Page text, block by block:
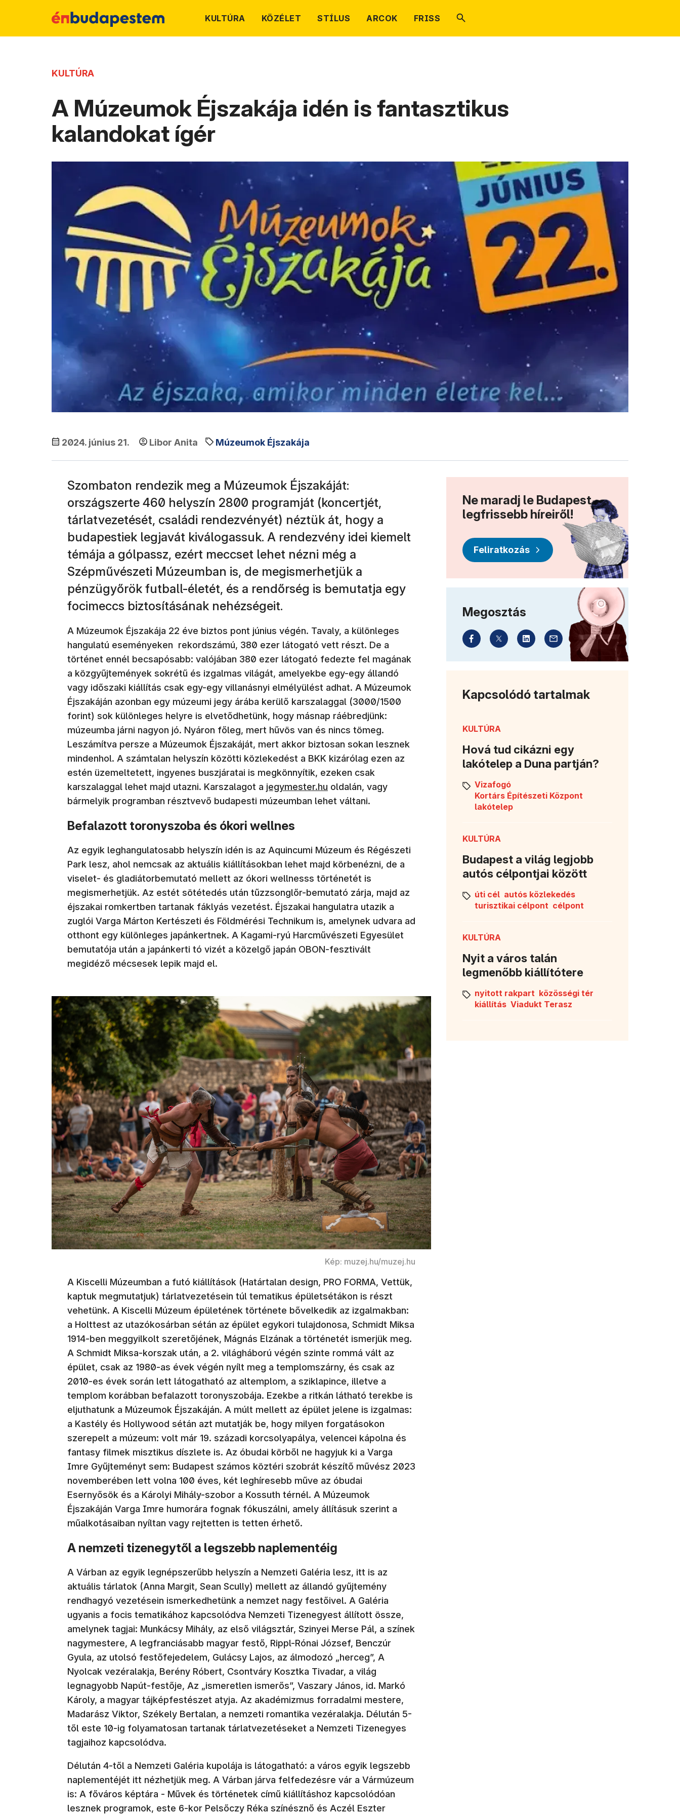
KULTÚRA KÖZÉLET STÍLUS ARCOK FRISS
KULTÚRA
A Múzeumok Éjszakája idén is fantasztikus
kalandokat ígér
2024. június 21. Libor Anita Múzeumok Éjszakája
Szombaton rendezik meg a Múzeumok Éjszakáját:
országszerte 460 helyszín 2800 programját (koncertjét,
tárlatvezetését, családi rendezvényét) néztük át, hogy a
budapestiek legjavát kiválogassuk. A rendezvény idei kiemelt
témája a gólpassz, ezért meccset lehet nézni még a
Szépművészeti Múzeumban is, de megismerhetjük a
pénzügyőrök futball-életét, és a rendőrség is bemutatja egy
focimeccs biztosításának nehézségeit.
A Múzeumok Éjszakája 22 éve biztos pont június végén. Tavaly, a különleges
hangulatú eseményeken rekordszámú, 380 ezer látogató vett részt. De a
történet ennél becsapósabb: valójában 380 ezer látogató fedezte fel magának
a közgyűjtemények sokrétű és izgalmas világát, amelyekbe egy-egy állandó
vagy időszaki kiállítás csak egy-egy villanásnyi elmélyülést adhat. A Múzeumok
Éjszakáján azonban egy múzeumi jegy árába kerülő karszalaggal (3000/1500
forint) sok különleges helyre is elvetődhetünk, hogy másnap ráébredjünk:
múzeumba járni nagyon jó. Nyáron főleg, mert hűvös van és nincs tömeg.
Leszámítva persze a Múzeumok Éjszakáját, mert akkor biztosan sokan lesznek
mindenhol. A számtalan helyszín közötti közlekedést a BKK kizárólag ezen az
estén üzemeltetett, ingyenes buszjáratai is megkönnyítik, ezeken csak
karszalaggal lehet majd utazni. Karszalagot a jegymester.hu oldalán, vagy
bármelyik programban résztvevő budapesti múzeumban lehet váltani.
Befalazott toronyszoba és ókori wellnes
Az egyik leghangulatosabb helyszín idén is az Aquincumi Múzeum és Régészeti
Park lesz, ahol nemcsak az aktuális kiállításokban lehet majd körbenézni, de a
viselet- és gladiátorbemutató mellett az ókori wellnesss történetét is
megismerhetjük. Az estét sötétedés után tűzzsonglőr-bemutató zárja, majd az
éjszakai romkertben tartanak fáklyás vezetést. Éjszakai hangulatra utazik a
zuglói Varga Márton Kertészeti és Földmérési Technikum is, amelynek udvara ad
otthont egy különleges japánkertnek. A Kagami-ryú Harcművészeti Egyesület
bemutatója után a japánkerti tó vizét a közelgő japán OBON-fesztivált
megidéző mécsesek lepik majd el.
Kép: muzej.hu/muzej.hu
A Kiscelli Múzeumban a futó kiállítások (Határtalan design, PRO FORMA, Vettük,
kaptuk megmutatjuk) tárlatvezetésein túl tematikus épületsétákon is részt
vehetünk. A Kiscelli Múzeum épületének története bővelkedik az izgalmakban:
a Holttest az utazókosárban sétán az épület egykori tulajdonosa, Schmidt Miksa
1914-ben meggyilkolt szeretőjének, Mágnás Elzának a történetét ismerjük meg.
A Schmidt Miksa-korszak után, a 2. világháború végén szinte rommá vált az
épület, csak az 1980-as évek végén nyílt meg a templomszárny, és csak az
2010-es évek során lett látogatható az altemplom, a sziklapince, illetve a
templom korábban befalazott toronyszobája. Ezekbe a ritkán látható terekbe is
eljuthatunk a Múzeumok Éjszakáján. A múlt mellett az épület jelene is izgalmas:
a Kastély és Hollywood sétán azt mutatják be, hogy milyen forgatásokon
szerepelt a múzeum: volt már 19. századi korcsolyapálya, velencei kápolna és
fantasy filmek misztikus díszlete is. Az óbudai körből ne hagyjuk ki a Varga
Imre Gyűjteményt sem: Budapest számos köztéri szobrát készítő művész 2023
novemberében lett volna 100 éves, két leghíresebb műve az óbudai
Esernyősök és a Károlyi Mihály-szobor a Kossuth térnél. A Múzeumok
Éjszakáján Varga Imre humorára fognak fókuszálni, amely állításuk szerint a
műalkotásaiban nyíltan vagy rejtetten is tetten érhető.
A nemzeti tizenegytől a legszebb naplementéig
A Várban az egyik legnépszerűbb helyszín a Nemzeti Galéria lesz, itt is az
aktuális tárlatok (Anna Margit, Sean Scully) mellett az állandó gyűjtemény
rendhagyó vezetésein ismerkedhetünk a nemzet nagy festőivel. A Galéria
ugyanis a focis tematikához kapcsolódva Nemzeti Tizenegyest állított össze,
amelynek tagjai: Munkácsy Mihály, az első világsztár, Szinyei Merse Pál, a színek
nagymestere, A legfranciásabb magyar festő, Rippl-Rónai József, Benczúr
Gyula, az utolsó festőfejedelem, Gulácsy Lajos, az álmodozó „herceg”, A
Nyolcak vezéralakja, Berény Róbert, Csontváry Kosztka Tivadar, a világ
legnagyobb Napút-festője, Az „ismeretlen ismerős”, Vaszary János, id. Markó
Károly, a magyar tájképfestészet atyja. Az akadémizmus forradalmi mestere,
Madarász Viktor, Székely Bertalan, a nemzeti romantika vezéralakja. Délután 5-
től este 10-ig folyamatosan tartanak tárlatvezetéseket a Nemzeti Tizenegyes
tagjaihoz kapcsolódva.
Délután 4-től a Nemzeti Galéria kupolája is látogatható: a város egyik legszebb
naplementéjét itt nézhetjük meg. A Várban járva felfedezésre vár a Vármúzeum
is: A főváros képtára - Művek és történetek című kiállításhoz kapcsolódóan
lesznek programok, este 6-kor Pelsőczy Réka színésznő és Aczél Eszter
Ne maradj le Budapest
legfrissebb híreiről!
Feliratkozás
Megosztás
Kapcsolódó tartalmak
KULTÚRA
Hová tud cikázni egy
lakótelep a Duna partján?
Vizafogó
Kortárs Építészeti Központ
lakótelep
KULTÚRA
Budapest a világ legjobb
autós célpontjai között
úti cél autós közlekedés
turisztikai célpont célpont
KULTÚRA
Nyit a város talán
legmenőbb kiállítótere
nyitott rakpart közösségi tér
kiállítás Viadukt Terasz